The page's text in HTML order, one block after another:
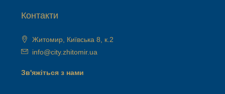
Контакти
Житомир, Київська 8, к.2
info@city.zhitomir.ua
Зв'яжіться з нами